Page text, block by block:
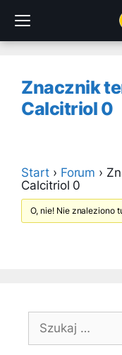
treści
Znacznik
Calcitriol 0
Start › Forum ›
Calcitriol 0
O, nie! Nie znaleziono
Szukaj: